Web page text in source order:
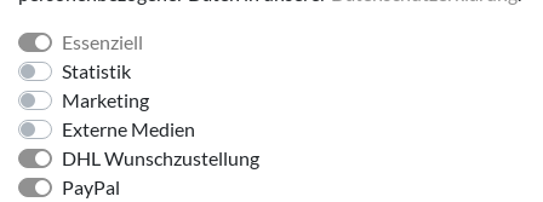
Folge uns!
Essenziell
Statistik
Marketing
Externe Medien
DHL Wunschzustellung
PayPal